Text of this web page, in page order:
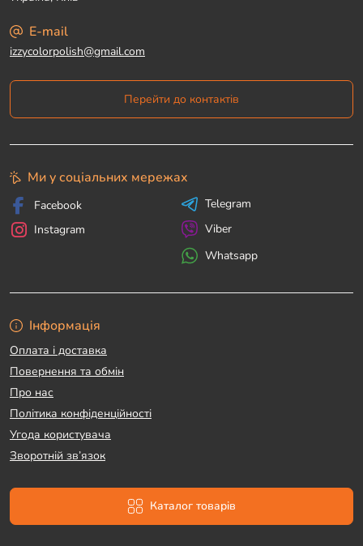
E-mail
izzycolorpolish@gmail.com
Перейти до контактів
Інформація
Оплата і доставка
Повернення та обмін
Про нас
Політика конфіденційності
Угода користувача
Зворотній зв’язок
Каталог товарів
Ми у соціальних мережах
Facebook
Instagram
Telegram
Viber
Whatsapp